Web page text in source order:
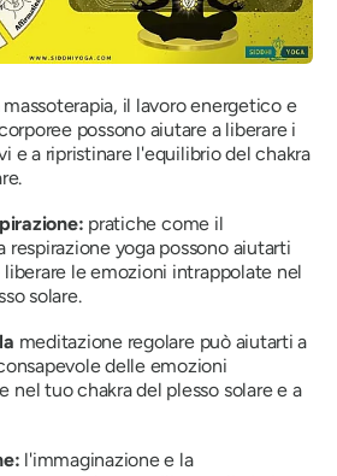
massoterapia, il lavoro energetico e
possono aiutare a liberare i
e a ripristinare l'equilibrio del chakra
pratiche come il
respirazione yoga possono aiutarti
le emozioni intrappolate nel
solare.
meditazione regolare può aiutarti a
delle emozioni
nel tuo chakra del plesso solare e a
l'immaginazione e la